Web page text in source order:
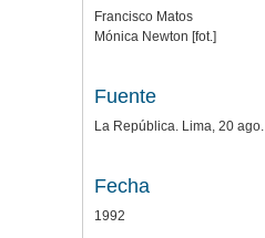
Francisco Matos
Mónica Newton [fot.]
Fuente
La República. Lima, 20
Fecha
1992